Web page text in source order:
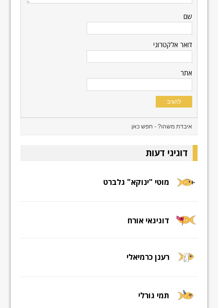
שם
דואר אלקטרוני
אתר
דוגיגי דעות
מוטי "ינוקא" גלברט
דוגיגאי אורח
רענן כרמיאלי
תמי גורלי